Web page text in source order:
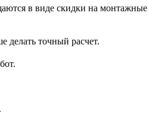
в виде скидки на монтажные
делать точный расчет.